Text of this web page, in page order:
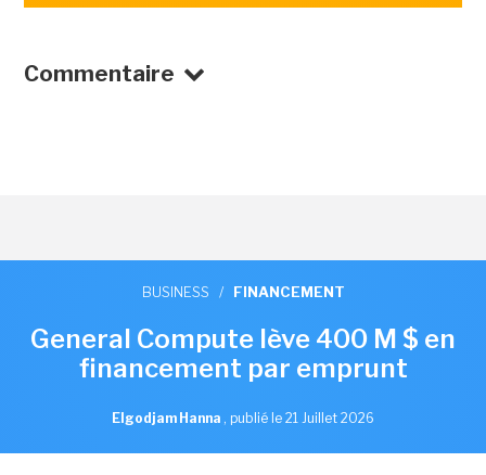
Commentaire
BUSINESS / FINANCEMENT
General Compute lève 400 M $ en
financement par emprunt
Elgodjam Hanna , publié le 21 Juillet 2026